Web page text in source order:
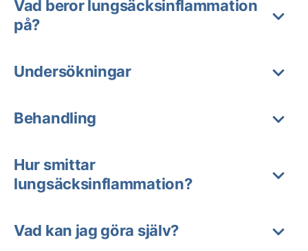
Vad beror lungsäcksinflammation
på?
Undersökningar
Behandling
Hur smittar
lungsäcksinflammation?
Vad kan jag göra själv?